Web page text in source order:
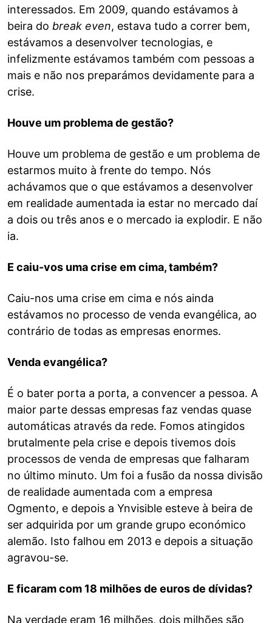
interessados. Em 2009, quando estávamos à
beira do break even, estava tudo a correr bem,
estávamos a desenvolver tecnologias, e
infelizmente estávamos também com pessoas a
mais e não nos preparámos devidamente para a
crise.
Houve um problema de gestão?
Houve um problema de gestão e um problema de
estarmos muito à frente do tempo. Nós
achávamos que o que estávamos a desenvolver
em realidade aumentada ia estar no mercado daí
a dois ou três anos e o mercado ia explodir. E não
ia.
E caiu-vos uma crise em cima, também?
Caiu-nos uma crise em cima e nós ainda
estávamos no processo de venda evangélica, ao
contrário de todas as empresas enormes.
Venda evangélica?
É o bater porta a porta, a convencer a pessoa. A
maior parte dessas empresas faz vendas quase
automáticas através da rede. Fomos atingidos
brutalmente pela crise e depois tivemos dois
processos de venda de empresas que falharam
no último minuto. Um foi a fusão da nossa divisão
de realidade aumentada com a empresa
Ogmento, e depois a Ynvisible esteve à beira de
ser adquirida por um grande grupo económico
alemão. Isto falhou em 2013 e depois a situação
agravou-se.
E ficaram com 18 milhões de euros de dívidas?
Na verdade eram 16 milhões, dois milhões são